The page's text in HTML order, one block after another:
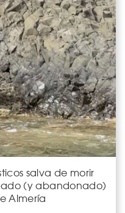
salva de morir
(y abandonado)
Almería